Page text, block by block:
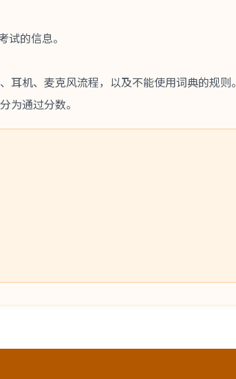
的信息。
机、麦克风流程，以及不能使用词典的规则。
为通过分数。